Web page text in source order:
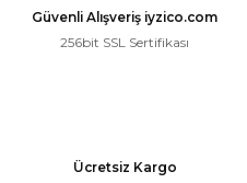
Güvenli Alışveriş iyzico.com
256bit SSL Sertifikası
Ücretsiz Kargo